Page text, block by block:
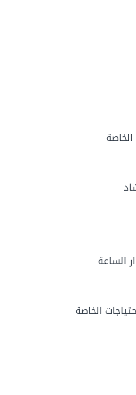
الساعة
الخاصة